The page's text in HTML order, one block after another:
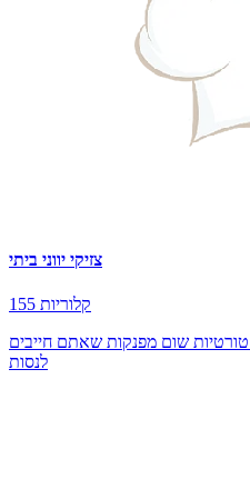
צזיקי יווני ביתי
155 קלוריות
טורטיות שום מפנקות שאתם חייבים
לנסות